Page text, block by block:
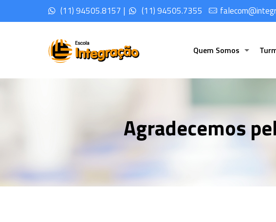
(11) 94505.8157 | (11) 94505.7355
Quem Somos
Agradecemos